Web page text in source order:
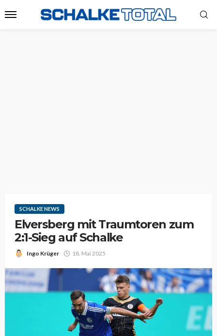
SCHALKE NEWS
Elversberg mit Traumtoren zum
2:1-Sieg auf Schalke
Ingo Krüger 18. Mai 2025